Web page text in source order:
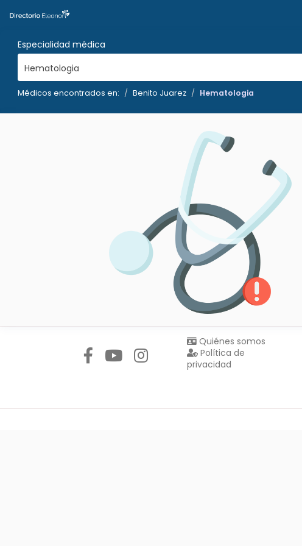
Especialidad médica
Hematologia
Médicos encontrados en: Benito Juarez Hematologia
Quiénes somos
Política de
privacidad